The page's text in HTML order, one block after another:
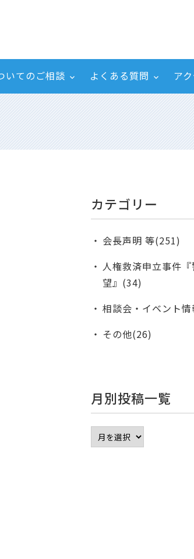
いてのご相談 よくある質問 ア
カテゴリー
会長声明 等(251)
人権救済申立事件
望』(34)
相談会・イベント
その他(26)
月別投稿一覧